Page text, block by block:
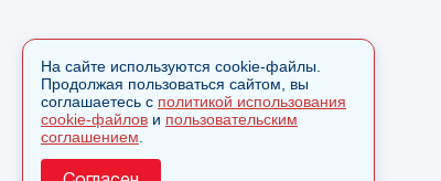
На сайте используются cookie-файлы.
Продолжая пользоваться сайтом, вы
соглашаетесь с политикой использования
cookie-файлов и пользовательским
соглашением